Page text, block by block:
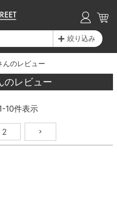
絞り込み
んのレビュー
のレビュー
-10件表示
2
当日発送！
料無料！
20日は3倍！
品）
当日発送！
料無料！
20日は3倍！
デッキ）
当日発送！
料無料！
20日は3倍！
のトラック）
当日発送！
料無料！
20日は3倍！
のウィール）
当日発送！
料無料！
20日は3倍！
当日発送！
料無料！
20日は3倍！
当日発送！
料無料！
20日は3倍！
当日発送！
料無料！
20日は3倍！
当日発送！
料無料！
20日は3倍！